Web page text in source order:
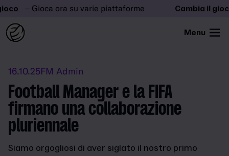
– Gioca ora su varie piattaforme Cambia il gioco
Menu
16.10.25FM Admin
Football Manager e la FIFA
firmano una collaborazione
pluriennale
Siamo orgogliosi di aver siglato il nostro primo